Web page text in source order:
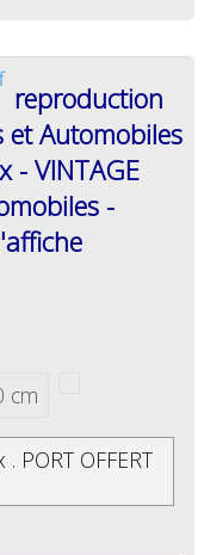
reproduction
et Automobiles
- VINTAGE
-
cm
PORT OFFERT